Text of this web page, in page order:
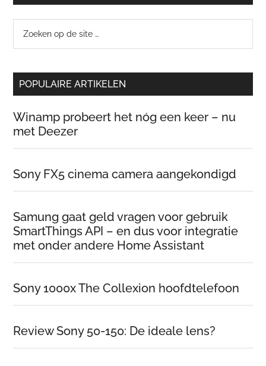
site
POPULAIRE ARTIKELEN
Winamp probeert het nóg een keer – nu
met Deezer
Sony FX5 cinema camera aangekondigd
Samung gaat geld vragen voor gebruik
SmartThings API – en dus voor integratie
met onder andere Home Assistant
Sony 1000x The Collexion hoofdtelefoon
Review Sony 50-150: De ideale lens?